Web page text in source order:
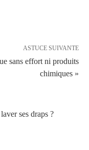
ASTUCE SUIVANTE
sans effort ni produits
chimiques »
ses draps ?